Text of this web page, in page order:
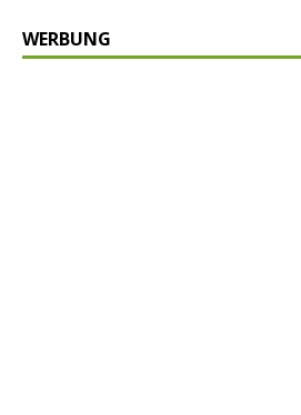
WERBUNG